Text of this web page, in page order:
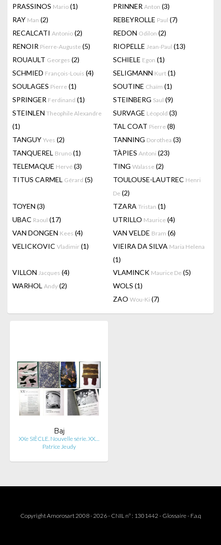
PRASSINOS Mario (1) PRINNER Anton (3)
RAY Man (2) REBEYROLLE Paul (7)
RECALCATI Antonio (2) REDON Odilon (2)
RENOIR Pierre-Auguste (5) RIOPELLE Jean-Paul (13)
ROUAULT Georges (2) SCHIELE Egon (1)
SCHMIED François-Louis (4) SELIGMANN Kurt (1)
SOULAGES Pierre (1) SOUTINE Chaïm (1)
SPRINGER Ferdinand (1) STEINBERG Saul (9)
STEINLEN Theophile Alexandre
(1)
SURVAGE Léopold (3)
TAL COAT Pierre (8)
TANGUY Yves (2) TANNING Dorothea (3)
TANQUEREL Bruno (1) TÀPIES Antoni (23)
TELEMAQUE Hervé (3) TING Walasse (2)
TITUS CARMEL Gérard (5) TOULOUSE-LAUTREC Henri
De (2)
TOYEN (3) TZARA Tristan (1)
UBAC Raoul (17) UTRILLO Maurice (4)
VAN DONGEN Kees (4) VAN VELDE Bram (6)
VELICKOVIC Vladimir (1) VIEIRA DA SILVA Maria Helena
(1)
VILLON Jacques (4) VLAMINCK Maurice De (5)
WARHOL Andy (2) WOLS (1)
ZAO Wou-Ki (7)
Baj
XXe SIÈCLE. Nouvelle série. XX…
Patrice Jeudy
Copyright Amorosart 2008 - 2026 - CNIL n° : 1301442 - Glossaire- F.a.q